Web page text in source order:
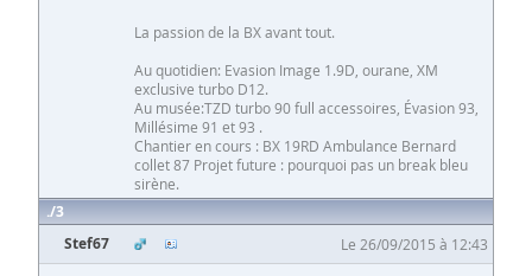
La passion de la BX avant tout.
Au quotidien: Evasion Image 1.9D, ourane, XM
exclusive turbo D12.
Au musée:TZD turbo 90 full accessoires, Évasion 93,
Millésime 91 et 93 .
Chantier en cours : BX 19RD Ambulance Bernard
collet 87 Projet future : pourquoi pas un break bleu
sirène.
3
Stef67
Le 26/09/2015 à 12:43